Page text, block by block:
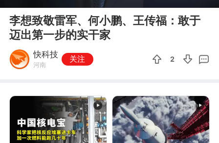
李想致敬雷军、何小鹏、王传福：敢于
迈出第一步的实干家
快科技
河南
关注 2